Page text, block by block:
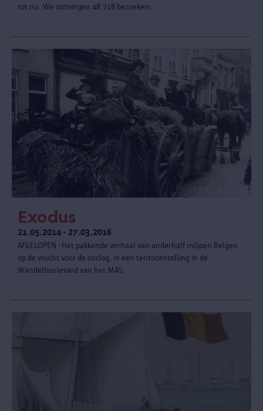
tot nu. We ontvingen 48.718 bezoekers.
Exodus
21.05.2014 - 27.03.2016
AFGELOPEN - Het pakkende verhaal van anderhalf miljoen Belgen
op de vlucht voor de oorlog, in een tentoonstelling in de
Wandelboulevard van het MAS.